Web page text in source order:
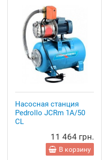
Насосная станция
Pedrollo JCRm 1A/50
CL
11 464 грн.
В корзину